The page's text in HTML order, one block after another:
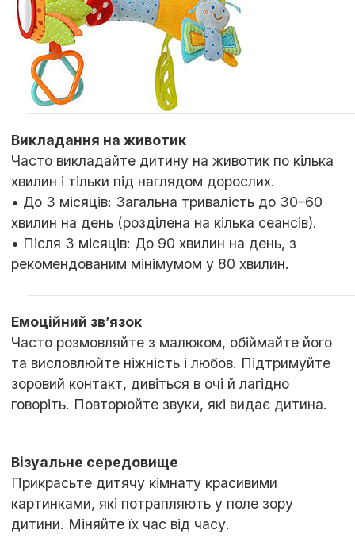
Викладання на животик
Часто викладайте дитину на животик по кілька
хвилин і тільки під наглядом дорослих.
• До 3 місяців: Загальна тривалість до 30–60
хвилин на день (розділена на кілька сеансів).
• Після 3 місяців: До 90 хвилин на день, з
рекомендованим мінімумом у 80 хвилин.
Емоційний зв’язок
Часто розмовляйте з малюком, обіймайте його
та висловлюйте ніжність і любов. Підтримуйте
зоровий контакт, дивіться в очі й лагідно
говоріть. Повторюйте звуки, які видає дитина.
Візуальне середовище
Прикрасьте дитячу кімнату красивими
картинками, які потрапляють у поле зору
дитини. Міняйте їх час від часу.